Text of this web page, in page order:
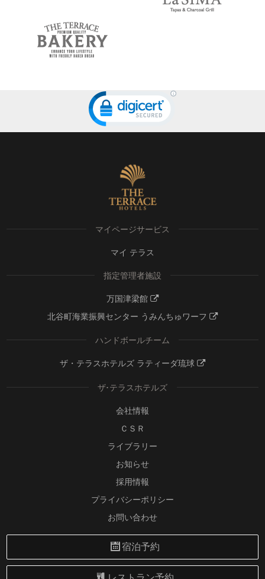
マイページサービス
マイ テラス
指定管理者施設
万国津梁館
北谷町海業振興センター うみんちゅワーフ
ハンドボールチーム
ザ・テラスホテルズ ラティーダ琉球
ザ･テラスホテルズ
会社情報
ＣＳＲ
ライブラリー
お知らせ
採用情報
プライバシーポリシー
お問い合わせ
宿泊予約